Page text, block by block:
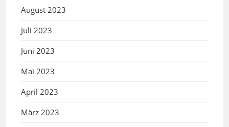
August 2023
Juli 2023
Juni 2023
Mai 2023
April 2023
März 2023